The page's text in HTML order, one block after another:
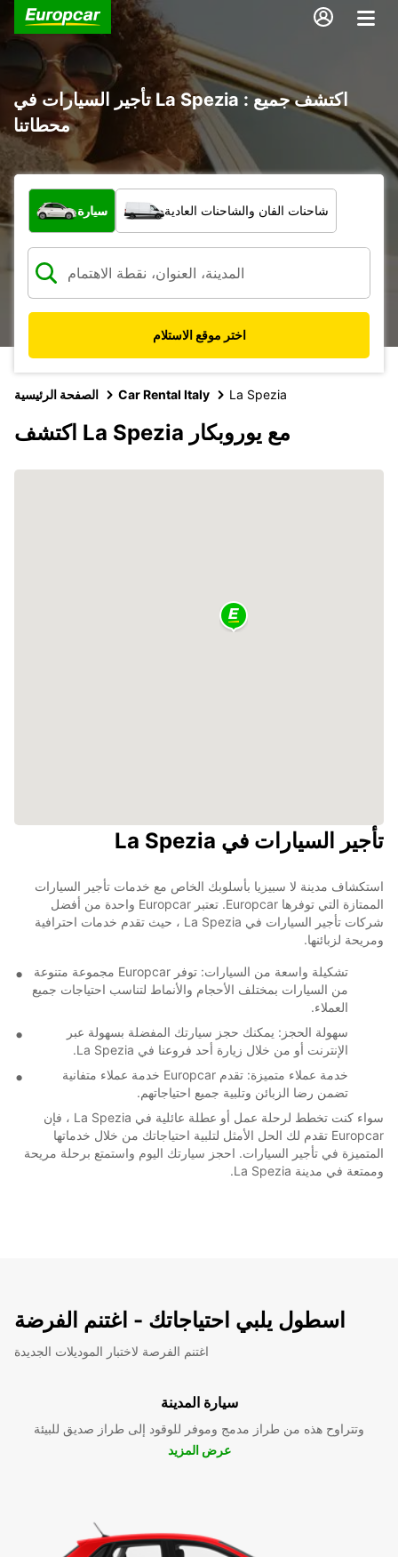
تأجير السيارات في La Spezia : اكتشف جميع
محطاتنا
ما نوع المركبة؟
سيارة شاحنات الفان والشاحنات العادية
اختر موقع الاستلام
الصفحة الرئيسية Car Rental Italy La Spezia
اكتشف La Spezia مع يوروبكار
تأجير السيارات في La Spezia
استكشاف مدينة لا سبيزيا بأسلوبك الخاص مع خدمات تأجير السيارات
الممتازة التي توفرها Europcar. تعتبر Europcar واحدة من أفضل
شركات تأجير السيارات في La Spezia ، حيث تقدم خدمات احترافية
ومريحة لزبائنها.
تشكيلة واسعة من السيارات: توفر Europcar مجموعة متنوعة
من السيارات بمختلف الأحجام والأنماط لتناسب احتياجات جميع
العملاء.
سهولة الحجز: يمكنك حجز سيارتك المفضلة بسهولة عبر
الإنترنت أو من خلال زيارة أحد فروعنا في La Spezia.
خدمة عملاء متميزة: تقدم Europcar خدمة عملاء متفانية
تضمن رضا الزبائن وتلبية جميع احتياجاتهم.
سواء كنت تخطط لرحلة عمل أو عطلة عائلية في La Spezia ، فإن
Europcar تقدم لك الحل الأمثل لتلبية احتياجاتك من خلال خدماتها
المتميزة في تأجير السيارات. احجز سيارتك اليوم واستمتع برحلة مريحة
وممتعة في مدينة La Spezia.
اسطول يلبي احتياجاتك - اغتنم الفرضة
اغتنم الفرصة لاختبار الموديلات الجديدة
سيارة المدينة
وتتراوح هذه من طراز مدمج وموفر للوقود إلى طراز صديق للبيئة
عرض المزيد